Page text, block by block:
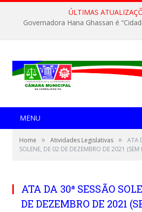
ÚLTIMAS
Governadora Hana Ghassan é
MENU
Home » Atividades Legislativas »
ATA
SOLENE, DE 02 DE DEZEMBRO DE 2021 (SEM
ATA DA 30ª SESSÃO
DE DEZEMBRO DE 2021